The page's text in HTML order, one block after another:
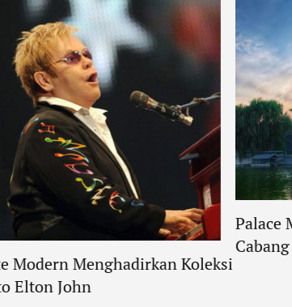
Modern Menghadirkan Koleksi
Elton John
Palace